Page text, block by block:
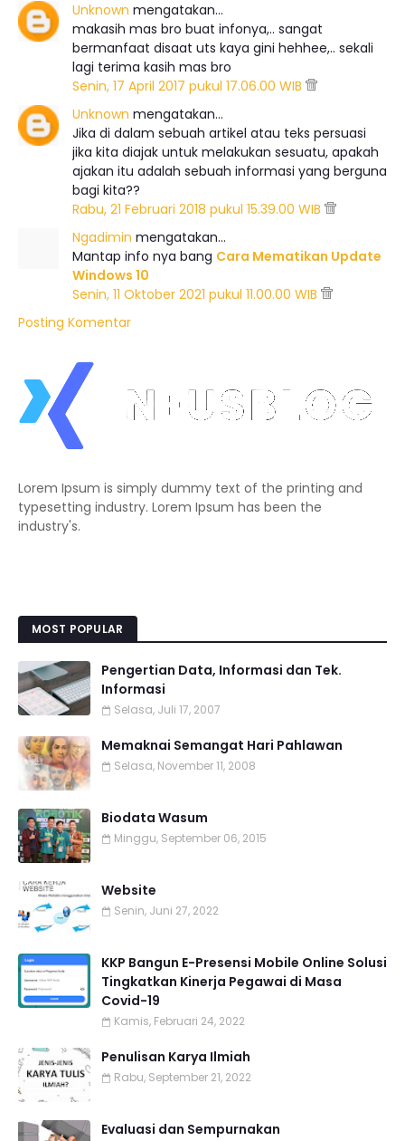
Unknown mengatakan…
makasih mas bro buat infonya,.. sangat
bermanfaat disaat uts kaya gini hehhee,.. sekali
lagi terima kasih mas bro
Senin, 17 April 2017 pukul 17.06.00 WIB
Unknown mengatakan…
Jika di dalam sebuah artikel atau teks persuasi
jika kita diajak untuk melakukan sesuatu, apakah
ajakan itu adalah sebuah informasi yang berguna
bagi kita??
Rabu, 21 Februari 2018 pukul 15.39.00 WIB
Ngadimin mengatakan…
Mantap info nya bang Cara Mematikan Update
Windows 10
Senin, 11 Oktober 2021 pukul 11.00.00 WIB
Posting Komentar
Lorem Ipsum is simply dummy text of the printing and
typesetting industry. Lorem Ipsum has been the
industry's.
MOST POPULAR
Pengertian Data, Informasi dan Tek.
Informasi
Selasa, Juli 17, 2007
Memaknai Semangat Hari Pahlawan
Selasa, November 11, 2008
Biodata Wasum
Minggu, September 06, 2015
Website
Senin, Juni 27, 2022
KKP Bangun E-Presensi Mobile Online Solusi
Tingkatkan Kinerja Pegawai di Masa
Covid-19
Kamis, Februari 24, 2022
Penulisan Karya Ilmiah
Rabu, September 21, 2022
Evaluasi dan Sempurnakan